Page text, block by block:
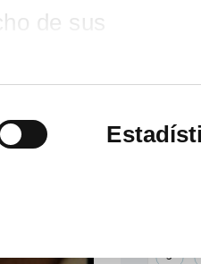
de sus
-
3